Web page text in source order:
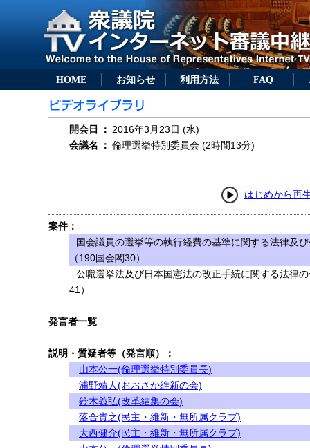
HOME お知らせ 利用方法 FAQ
開会日 ： 2016年3月23日 (水)
会議名
： 倫理選挙特別委員会 (2時間13分)
はじめから再
案件：
国会議員の選挙等の執行経費の基準に関する法律及
（190国会閣30）
公職選挙法及び日本国憲法の改正手続に関する法律
41）
発言者一覧
説明・質疑者等（発言順）：
山本公一(倫理選挙特別委員長)
浦野靖人(おおさか維新の会)
鈴木義弘(改革結集の会)
落合貴之(民主・維新・無所属クラブ)
大西健介(民主・維新・無所属クラブ)